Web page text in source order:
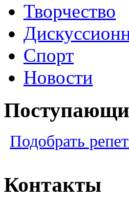
Творчество
Спорт
Новости
Подобрать
Контакты